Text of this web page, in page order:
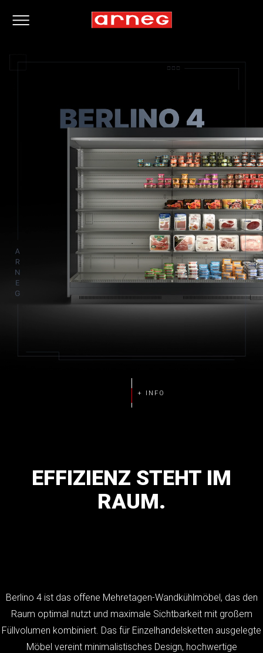
EFFIZIENZ STEHT IM
RAUM.
Berlino 4 ist das offene Mehretagen-Wandkühlmöbel, das den
Raum optimal nutzt und maximale Sichtbarkeit mit großem
Füllvolumen kombiniert. Das für Einzelhandelsketten ausgelegte
Möbel vereint minimalistisches Design, hochwertige